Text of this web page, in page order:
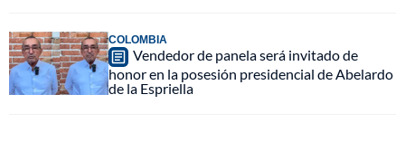
COLOMBIA
Vendedor de panela será invitado de
honor en la posesión presidencial de Abelardo
de la Espriella